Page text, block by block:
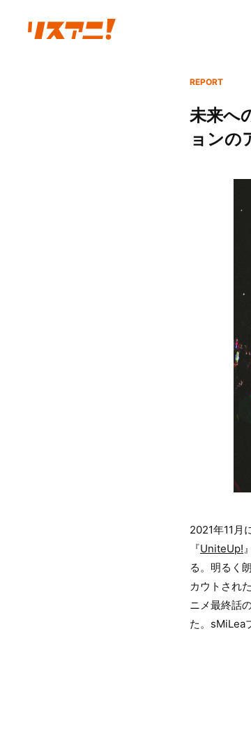
REPORT
未来へ
ョンの
2021年11月
『UniteUp!
る。明るく
カウトされ
ニメ最終話
た。sMiLea